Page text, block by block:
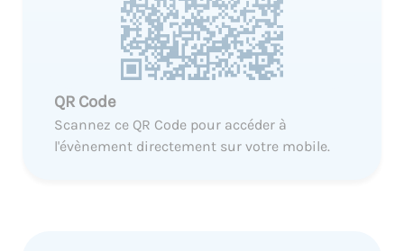
QR Code
Scannez ce QR Code pour accéder à
l'évènement directement sur votre mobile.